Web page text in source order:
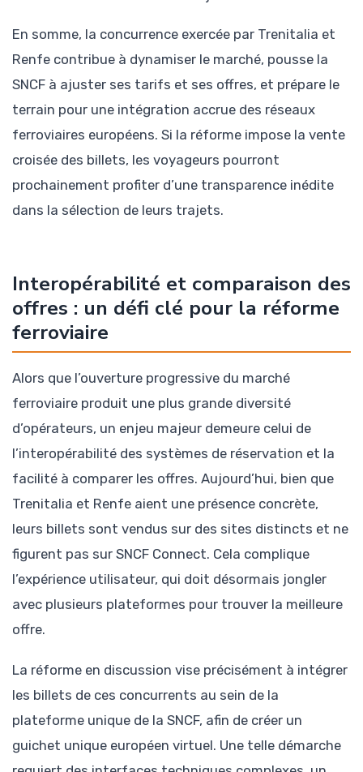
En somme, la concurrence exercée par Trenitalia et
Renfe contribue à dynamiser le marché, pousse la
SNCF à ajuster ses tarifs et ses offres, et prépare le
terrain pour une intégration accrue des réseaux
ferroviaires européens. Si la réforme impose la vente
croisée des billets, les voyageurs pourront
prochainement profiter d’une transparence inédite
dans la sélection de leurs trajets.
Interopérabilité et comparaison des
offres : un défi clé pour la réforme
ferroviaire
Alors que l’ouverture progressive du marché
ferroviaire produit une plus grande diversité
d’opérateurs, un enjeu majeur demeure celui de
l’interopérabilité des systèmes de réservation et la
facilité à comparer les offres. Aujourd’hui, bien que
Trenitalia et Renfe aient une présence concrète,
leurs billets sont vendus sur des sites distincts et ne
figurent pas sur SNCF Connect. Cela complique
l’expérience utilisateur, qui doit désormais jongler
avec plusieurs plateformes pour trouver la meilleure
offre.
La réforme en discussion vise précisément à intégrer
les billets de ces concurrents au sein de la
plateforme unique de la SNCF, afin de créer un
guichet unique européen virtuel. Une telle démarche